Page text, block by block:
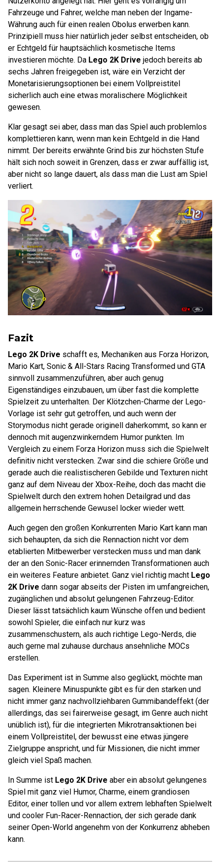
Fahrzeuge und Fahrer, welche man neben der Ingame-
Währung auch für einen realen Obolus erwerben kann.
Prinzipiell muss hier natürlich jeder selbst entscheiden, ob
er Echtgeld für hauptsächlich kosmetische Items
investieren möchte. Da Lego 2K Drive jedoch bereits ab
sechs Jahren freigegeben ist, wäre ein Verzicht der
Monetarisierungsoptionen bei einem Vollpreistitel
sicherlich auch eine etwas moralischere Möglichkeit
gewesen.
Klar gesagt sei aber, dass man das Spiel auch problemlos
komplettieren kann, wenn man kein Echtgeld in die Hand
nimmt. Der bereits erwähnte Grind bis zur höchsten Stufe
hält sich noch soweit in Grenzen, dass er zwar auffällig ist,
aber nicht so lange dauert, als dass man die Lust am Spiel
verliert.
Fazit
Lego 2K Drive schafft es, Mechaniken aus Forza Horizon,
Mario Kart, Sonic & All-Stars Racing Transformed und GTA
sinnvoll zusammenzuführen, aber auch genug
Eigenständiges einzubauen, um über fast die komplette
Spielzeit zu unterhalten. Der Klötzchen-Charme der Lego-
Vorlage ist sehr gut getroffen, und auch wenn der
Storymodus nicht gerade originell daherkommt, so kann er
dennoch mit augenzwinkerndem Humor punkten. Im
Vergleich zu einem Forza Horizon muss sich die Spielwelt
definitiv nicht verstecken. Zwar sind die schiere Größe und
gerade auch die realistischeren Gebilde und Texturen nicht
ganz auf dem Niveau der Xbox-Reihe, doch das macht die
Spielwelt durch den extrem hohen Detailgrad und das
allgemein herrschende Gewusel locker wieder wett.
Auch gegen den großen Konkurrenten Mario Kart kann man
sich behaupten, da sich die Rennaction nicht vor dem
etablierten Mitbewerber verstecken muss und man dank
der an den Sonic-Racer erinnernden Transformationen auch
ein weiteres Feature anbietet. Ganz viel richtig macht Lego
2K Drive dann sogar abseits der Pisten im umfangreichen,
zugänglichen und absolut gelungenen Fahrzeug-Editor.
Dieser lässt tatsächlich kaum Wünsche offen und bedient
sowohl Spieler, die einfach nur kurz was
zusammenschustern, als auch richtige Lego-Nerds, die
auch gerne mal zuhause durchaus ansehnliche MOCs
erstellen.
Das Experiment ist in Summe also geglückt, möchte man
sagen. Kleinere Minuspunkte gibt es für den starken und
nicht immer ganz nachvollziehbaren Gummibandeffekt (der
allerdings, das sei fairerweise gesagt, im Genre auch nicht
unüblich ist), für die integrierten Mikrotransaktionen bei
einem Vollpreistitel, der bewusst eine etwas jüngere
Zielgruppe anspricht, und für Missionen, die nicht immer
gleich viel Spaß machen.
In Summe ist Lego 2K Drive aber ein absolut gelungenes
Spiel mit ganz viel Humor, Charme, einem grandiosen
Editor, einer tollen und vor allem extrem lebhaften Spielwelt
und cooler Fun-Racer-Rennaction, der sich gerade dank
seiner Open-World angenehm von der Konkurrenz abheben
kann.